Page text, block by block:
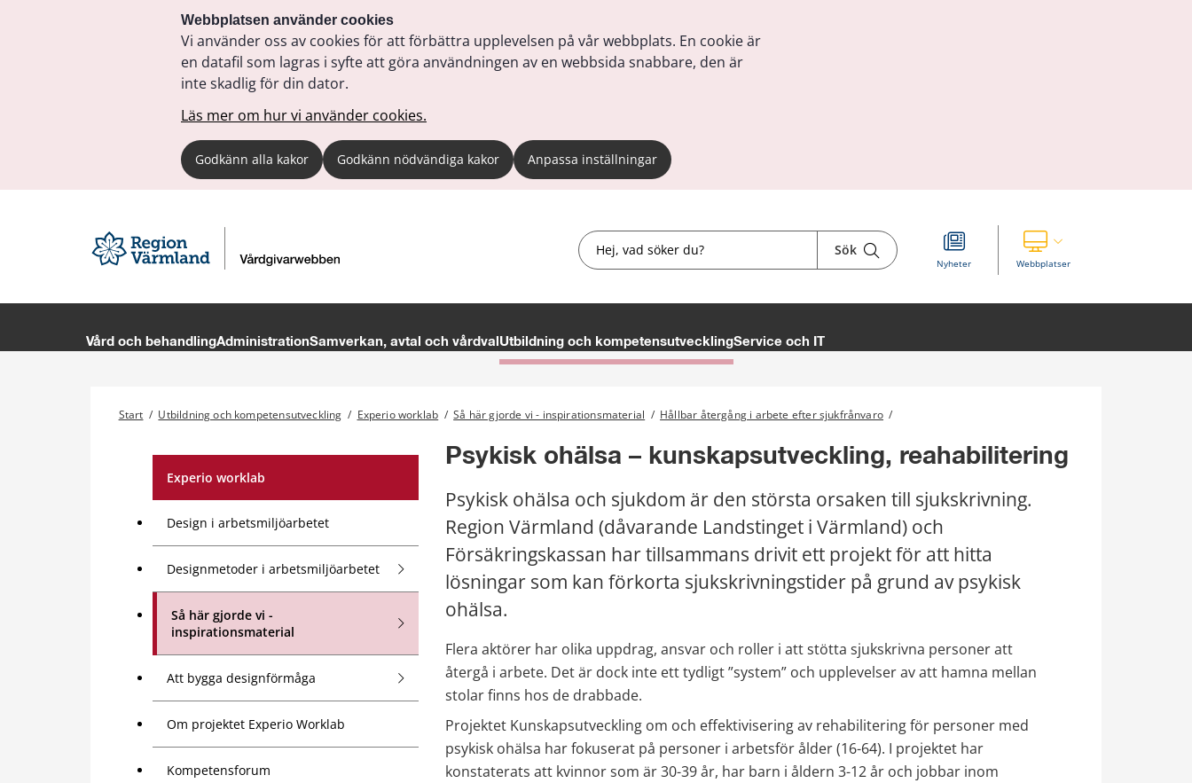
Webbplatsen använder cookies
Vi använder oss av cookies för att förbättra upplevelsen på vår webbplats. En cookie är
en datafil som lagras i syfte att göra användningen av en webbsida snabbare, den är
inte skadlig för din dator.
Läs mer om hur vi använder cookies.
Godkänn alla kakor Godkänn nödvändiga kakor Anpassa inställningar
Sök Sök
Nyheter WebbplatserVisa våra andra webbplatser
Vård och behandlingAdministrationSamverkan, avtal och vårdval Utbildning och kompetensutvecklingService och IT
Start / Utbildning och kompetensutveckling / Experio worklab / Så här gjorde vi - inspirationsmaterial / Hållbar återgång i arbete efter sjukfrånvaro /
Experio worklab
Design i arbetsmiljöarbetet
Designmetoder i arbetsmiljöarbetet
Så här gjorde vi -
inspirationsmaterial
Att bygga designförmåga
Om projektet Experio Worklab
Kompetensforum
Psykisk ohälsa – kunskapsutveckling, reahabilitering
Psykisk ohälsa och sjukdom är den största orsaken till sjukskrivning.
Region Värmland (dåvarande Landstinget i Värmland) och
Försäkringskassan har tillsammans drivit ett projekt för att hitta
lösningar som kan förkorta sjukskrivningstider på grund av psykisk
ohälsa.
Flera aktörer har olika uppdrag, ansvar och roller i att stötta sjukskrivna personer att
återgå i arbete. Det är dock inte ett tydligt ”system” och upplevelser av att hamna mellan
stolar finns hos de drabbade.
Projektet Kunskapsutveckling om och effektivisering av rehabilitering för personer med
psykisk ohälsa har fokuserat på personer i arbetsför ålder (16-64). I projektet har
konstaterats att kvinnor som är 30-39 år, har barn i åldern 3-12 år och jobbar inom